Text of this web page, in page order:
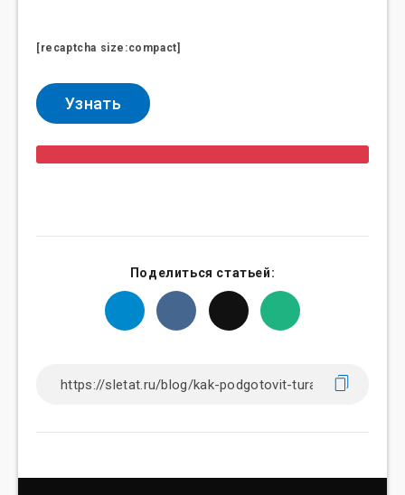
[recaptcha size:compact]
Поделиться статьей: